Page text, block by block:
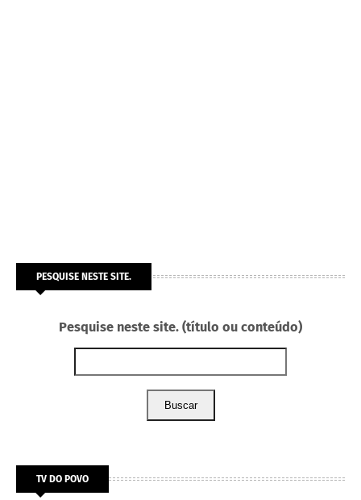
PESQUISE NESTE SITE.
Pesquise neste site. (título ou conteúdo)
Buscar
TV DO POVO